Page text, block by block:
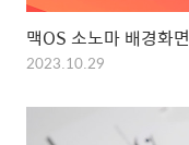
맥OS 소노마 배경화
2023.10.29